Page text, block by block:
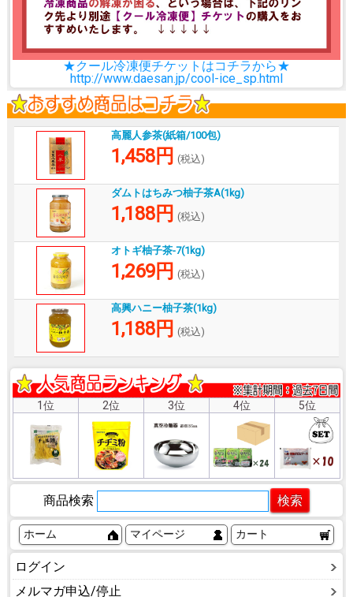
★クール冷凍便チケットはコチラから★
http://www.daesan.jp/cool-ice_sp.html
高麗人参茶(紙箱/100包)
1,458円 (税込)
ダムトはちみつ柚子茶A(1kg)
1,188円 (税込)
オトギ柚子茶-7(1kg)
1,269円 (税込)
高興ハニー柚子茶(1kg)
1,188円 (税込)
1位 2位 3位 4位 5位
商品検索
ホーム マイページ カート
ログイン
メルマガ申込/停止